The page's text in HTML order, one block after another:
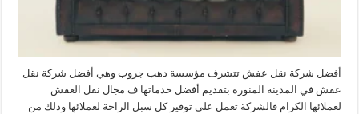
أفضل شركة نقل عفش تتشرف مؤسسة دهب جروب وهي أفضل شركة نقل
عفش في المدينة المنورة بتقديم أفضل خدماتها ف مجال نقل العفش
لعملائها الكرام فالشركة تعمل على توفير كل سبل الراحة لعملائها وذلك من